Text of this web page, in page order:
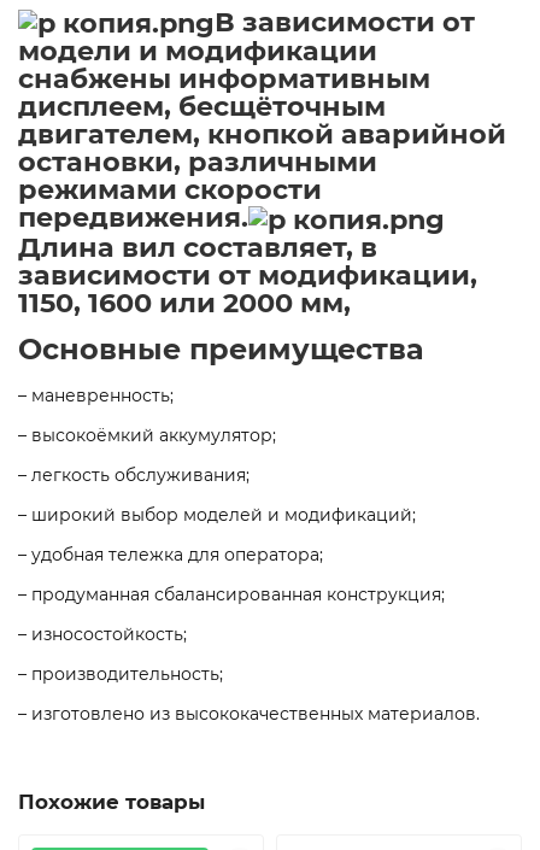
В зависимости от
модели и модификации
снабжены информативным
дисплеем, бесщёточным
двигателем, кнопкой аварийной
остановки, различными
режимами скорости
передвижения.
Длина вил составляет, в
зависимости от модификации,
1150, 1600 или 2000 мм,
Основные преимущества
– маневренность;
– высокоёмкий аккумулятор;
– легкость обслуживания;
– широкий выбор моделей и модификаций;
– удобная тележка для оператора;
– продуманная сбалансированная конструкция;
– износостойкость;
– производительность;
– изготовлено из высококачественных материалов.
Похожие товары